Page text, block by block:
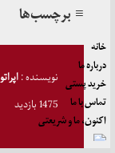
≡ برچسب‌ها
نویسنده :
1475 بازدید
خانه
درباره ما
خرید پستی
تماس با ما
اکنون، ما و شریعتی